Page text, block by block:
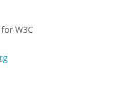
W3C